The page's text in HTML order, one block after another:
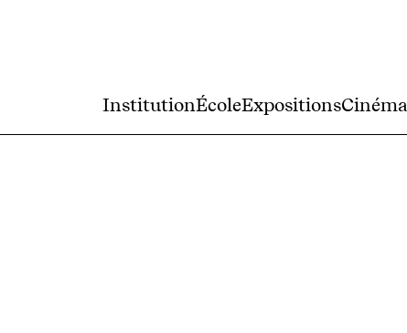
InstitutionÉcoleExpositionsCinéma